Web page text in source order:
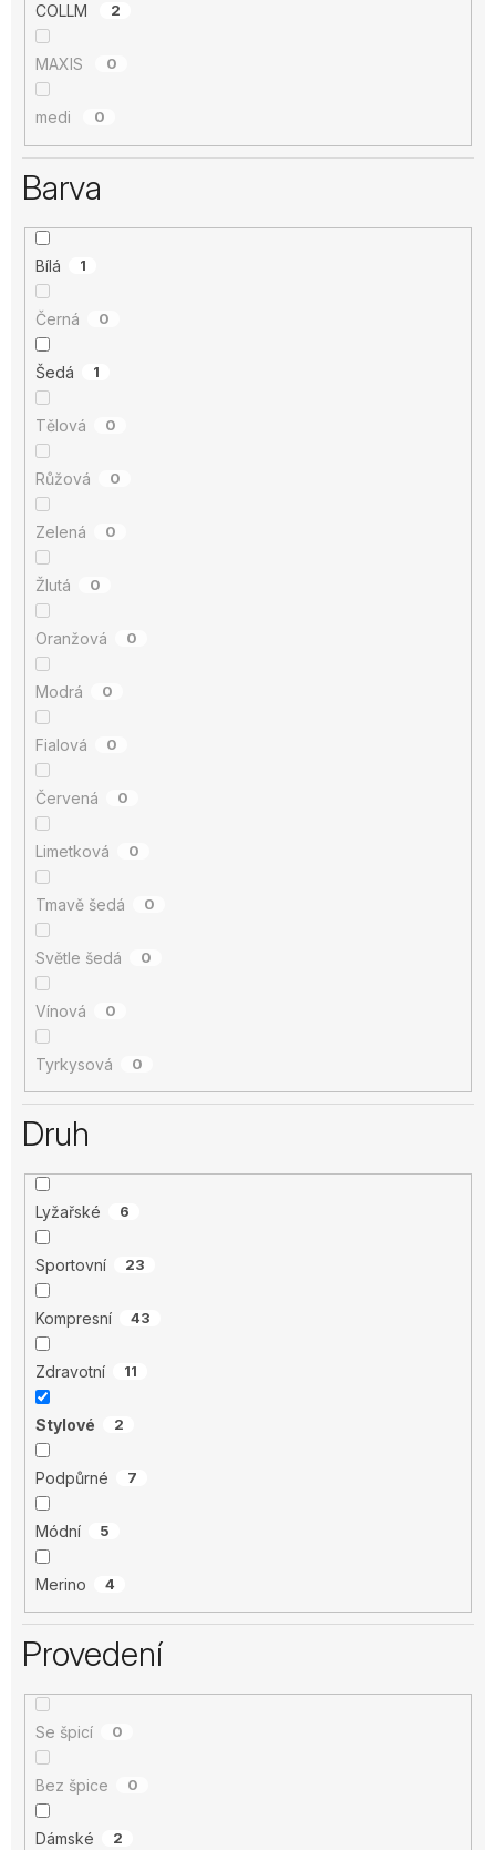
COLLM 2
MAXIS 0
medi 0
Barva
Bílá 1
Černá 0
Šedá 1
Tělová 0
Růžová 0
Zelená 0
Žlutá 0
Oranžová 0
Modrá 0
Fialová 0
Červená 0
Limetková 0
Tmavě šedá 0
Světle šedá 0
Vínová 0
Tyrkysová 0
Druh
Lyžařské 6
Sportovní 23
Kompresní 43
Zdravotní 11
Stylové 2
Podpůrné 7
Módní 5
Merino 4
Provedení
Se špicí 0
Bez špice 0
Dámské 2